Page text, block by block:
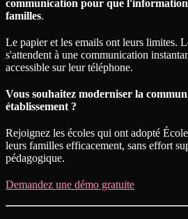
communication pour que
familles.
Le papier et les emails ont leurs limites.
s'attendent à une communication
accessible sur leur téléphone.
Vous souhaitez moderniser la
établissement ?
Rejoignez les écoles qui ont adopté
leurs familles efficacement, sans effort
pédagogique.
Demandez une démo gratuite